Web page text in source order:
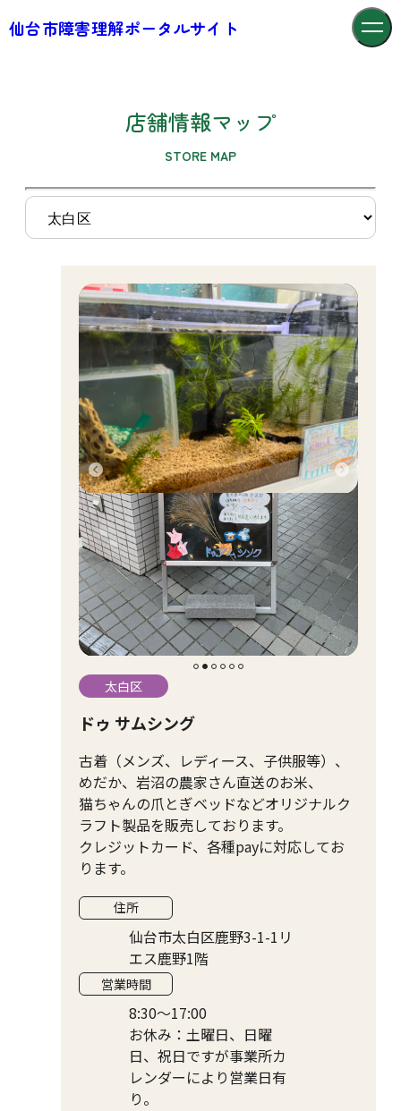
仙台市障害理解ポータルサイト
店舗情報マップ
STORE MAP
太白区
ドゥ サムシング
古着（メンズ、レディース、子供服等）、
めだか、岩沼の農家さん直送のお米、
猫ちゃんの爪とぎベッドなどオリジナルク
ラフト製品を販売しております。
クレジットカード、各種payに対応してお
ります。
住所
仙台市太白区鹿野3-1-1リ
エス鹿野1階
営業時間
8:30～17:00
お休み：土曜日、日曜
日、祝日ですが事業所カ
レンダーにより営業日有
り。